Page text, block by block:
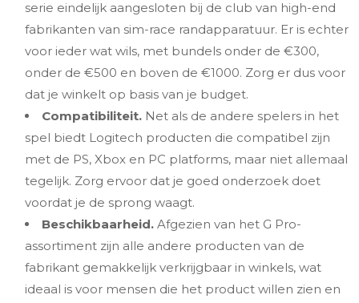
serie eindelijk aangesloten bij de club van high-end
fabrikanten van sim-race randapparatuur. Er is echter
voor ieder wat wils, met bundels onder de €300,
onder de €500 en boven de €1000. Zorg er dus voor
dat je winkelt op basis van je budget.
Compatibiliteit. Net als de andere spelers in het
spel biedt Logitech producten die compatibel zijn
met de PS, Xbox en PC platforms, maar niet allemaal
tegelijk. Zorg ervoor dat je goed onderzoek doet
voordat je de sprong waagt.
Beschikbaarheid.Afgezien van het G Pro-
assortiment zijn alle andere producten van de
fabrikant gemakkelijk verkrijgbaar in winkels, wat
ideaal is voor mensen die het product willen zien en